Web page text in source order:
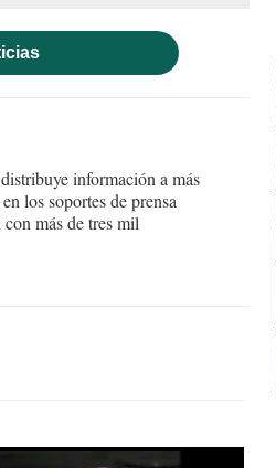
información a más
los soportes de prensa
más de tres mil